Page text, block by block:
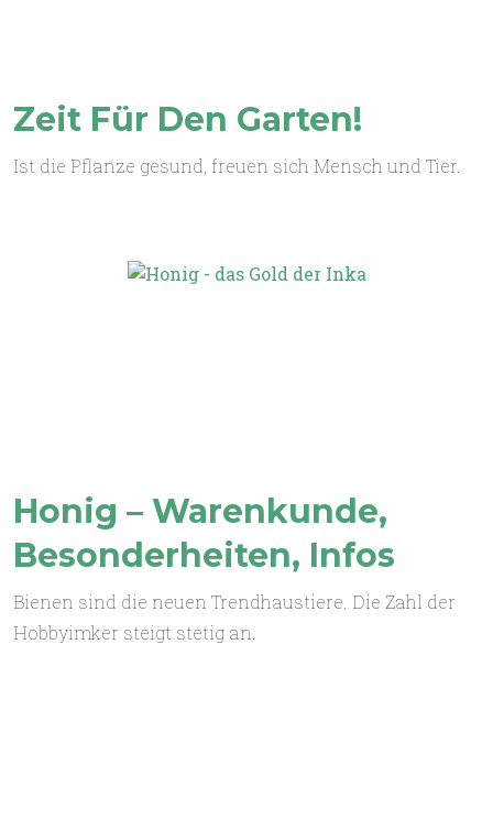
Zeit Für Den Garten!
Ist die Pflanze gesund, freuen sich Mensch und Tier.
Honig – Warenkunde,
Besonderheiten, Infos
Bienen sind die neuen Trendhaustiere. Die Zahl der
Hobbyimker steigt stetig an.